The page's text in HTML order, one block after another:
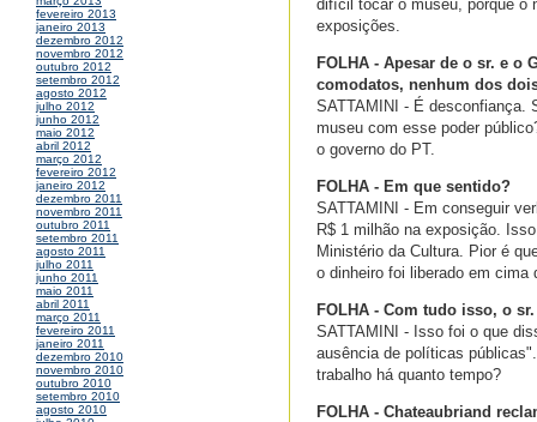
fevereiro 2013
janeiro 2013
dezembro 2012
novembro 2012
outubro 2012
setembro 2012
agosto 2012
julho 2012
junho 2012
maio 2012
abril 2012
março 2012
fevereiro 2012
janeiro 2012
dezembro 2011
novembro 2011
outubro 2011
setembro 2011
agosto 2011
julho 2011
junho 2011
maio 2011
abril 2011
março 2011
fevereiro 2011
janeiro 2011
dezembro 2010
novembro 2010
outubro 2010
setembro 2010
agosto 2010
difícil tocar o museu, porque o
exposições.
FOLHA - Apesar de o sr. e
comodatos, nenhum dos
SATTAMINI - É desconfiança.
museu com esse poder
o governo do PT.
FOLHA - Em que sentido?
SATTAMINI - Em conseguir
R$ 1 milhão na exposição.
Ministério da Cultura. Pior é
o dinheiro foi liberado em cima
FOLHA - Com tudo isso, o
SATTAMINI - Isso foi o que
ausência de políticas
trabalho há quanto tempo?
FOLHA - Chateaubriand